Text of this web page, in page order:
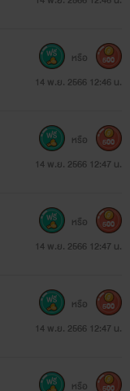
14 พ.ย. 2566 12:46 น.
หรือ 500
14 พ.ย. 2566 12:47 น.
หรือ 500
14 พ.ย. 2566 12:47 น.
หรือ 500
14 พ.ย. 2566 12:47 น.
หรือ 500
หรือ